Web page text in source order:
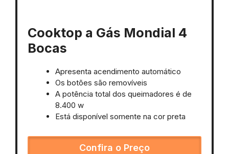
Cooktop a Gás Mondial 4
Bocas
Apresenta acendimento automático
Os botões são removíveis
A potência total dos queimadores é de
8.400 w
Está disponível somente na cor preta
Confira o Preço